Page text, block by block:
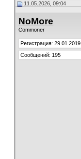
11.05.2026, 09:04
NoMore
Commoner
Регистрация: 29.01.2019
Сообщений: 195